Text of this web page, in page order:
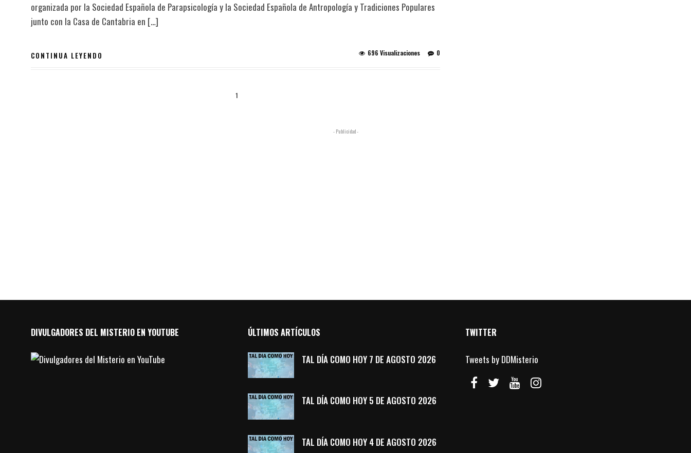
organizada por la Sociedad Española de Parapsicología y la Sociedad Española de Antropología y Tradiciones Populares
junto con la Casa de Cantabria en […]
CONTINUA LEYENDO 0
696 Visualizaciones
1
- Publicidad -
DIVULGADORES DEL MISTERIO EN YOUTUBE ÚLTIMOS ARTÍCULOS
TAL DÍA COMO HOY 7 DE AGOSTO 2026
TAL DÍA COMO HOY 5 DE AGOSTO 2026
TAL DÍA COMO HOY 4 DE AGOSTO 2026
TWITTER
Tweets by DDMisterio